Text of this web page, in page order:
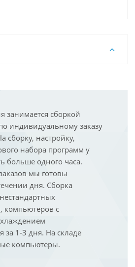
занимается сборкой
индивидуальному заказу
сборку, настройку,
набора программ у
больше одного часа.
мы готовы
дня. Сборка
компьютеров с
за 1-3 дня. На складе
компьютеры.